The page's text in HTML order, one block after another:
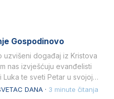
Gospodinovo
uzvišeni događaj iz Kristova
nas izvješćuju evanđelisti
Luka te sveti Petar u svojoj
DANA · 3 minute čitanja